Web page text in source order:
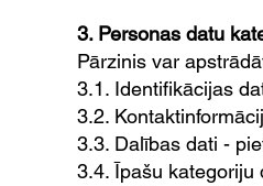
3. Personas datu
Pārzinis var
3.1. Identifikācijas
3.2.
3.3. Dalības dati -
3.4. Īpašu kategoriju